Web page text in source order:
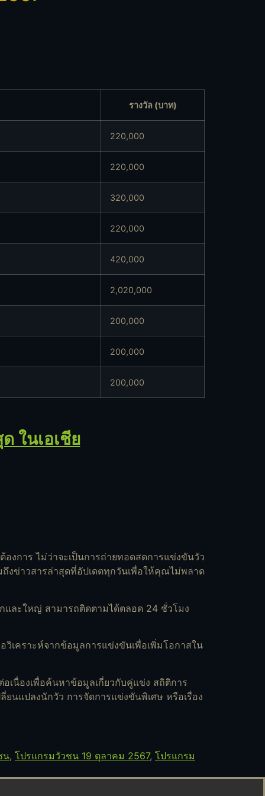
รางวัล (บาท)
220,000
220,000
320,000
220,000
420,000
2,020,000
200,000
200,000
200,000
ในเอเชีย
งการ ไม่ว่าจะเป็นการถ่ายทอดสดการแข่งขันวัว
งข่าวสารล่าสุดที่อัปเดตทุกวันเพื่อให้คุณไม่พลาด
ละใหญ่ สามารถติดตามได้ตลอด 24 ชั่วโมง
เคราะห์จากข้อมูลการแข่งขันเพื่อเพิ่มโอกาสใน
เนื่องเพื่อค้นหาข้อมูลเกี่ยวกับคู่แข่ง สถิติการ
นแปลงนักวัว การจัดการแข่งขันพิเศษ หรือเรื่อง
น, โปรแกรมวัวชน 19 ตุลาคม 2567, โปรแกรม